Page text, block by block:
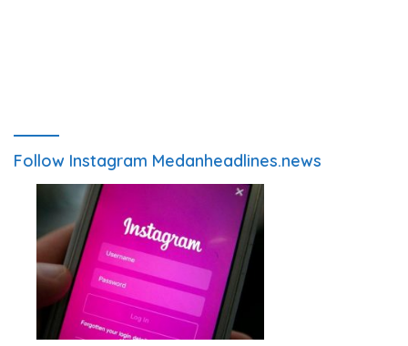
Follow Instagram Medanheadlines.news